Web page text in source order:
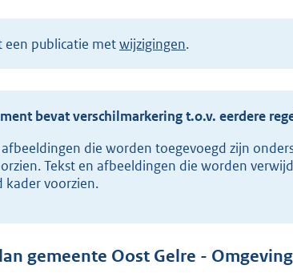
a
n
d
s
r
o
t
e
een publicatie metwijzigingen
bevat verschilmarkering t.o.v. eerdere
afbeeldingen die worden toegevoegd zijn
Tekst en afbeeldingen die worden
kader voorzien.
gemeente Oost Gelre -